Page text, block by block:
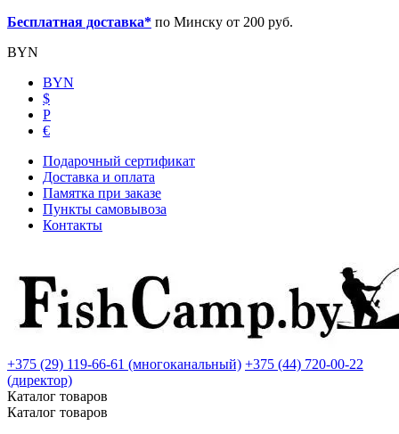
Бесплатная доставка* по Минску от 200 руб.
BYN
BYN
$
Р
€
Подарочный сертификат
Доставка и оплата
Памятка при заказе
Пункты самовывоза
Контакты
+375 (29) 119-66-61 (многоканальный) +375 (44) 720-00-22
(директор)
Каталог товаров
Каталог товаров